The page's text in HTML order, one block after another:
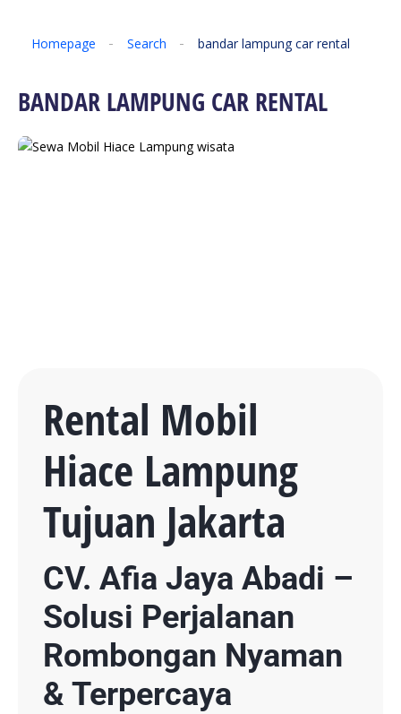
Homepage Search bandar lampung car rental
BANDAR LAMPUNG CAR RENTAL
Rental Mobil
Hiace Lampung
Tujuan Jakarta
CV. Afia Jaya Abadi –
Solusi Perjalanan
Rombongan Nyaman
& Terpercaya